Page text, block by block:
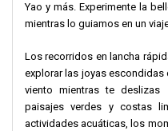
Yao y más. Experimente la
mientras lo guiamos en un
Los recorridos en lancha
explorar las joyas escondidas
viento mientras te deslizas
paisajes verdes y costas
actividades acuáticas, los